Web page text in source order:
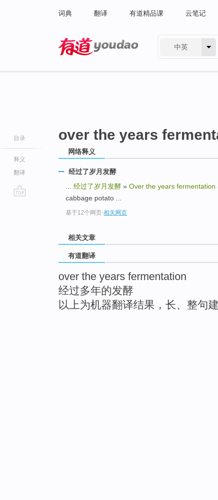
词典 翻译 有道精品课 云笔记
中英
目录
释义
翻译
over the years
网络释义
经过了岁月发酵
经过了岁月发酵 » Over the years fermentation
cabbage potato ...
基于12个网页-相关网页
相关文章
有道翻译
over the years fermentation
经过多年的发酵
以上为机器翻译结果，长、整句